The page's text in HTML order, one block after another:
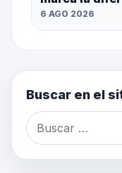
6 AGO 2026
Buscar en el